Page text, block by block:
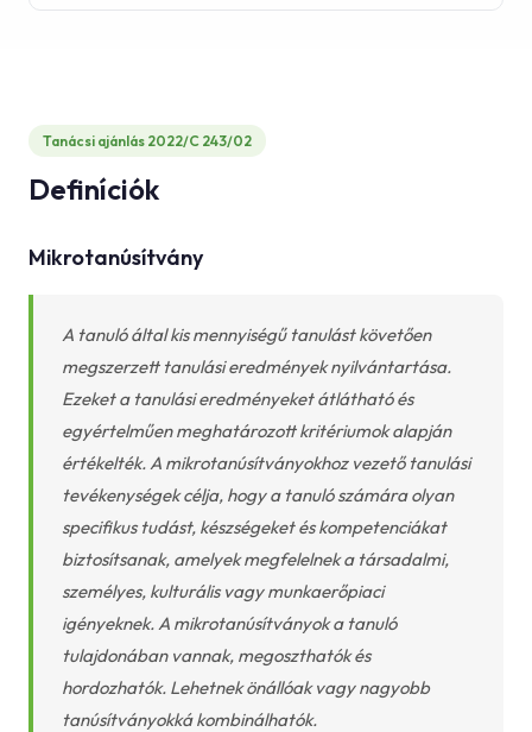
Tanácsi ajánlás 2022/C 243/02
Definíciók
Mikrotanúsítvány
A tanuló által kis mennyiségű tanulást követően
megszerzett tanulási eredmények nyilvántartása.
Ezeket a tanulási eredményeket átlátható és
egyértelműen meghatározott kritériumok alapján
értékelték. A mikrotanúsítványokhoz vezető tanulási
tevékenységek célja, hogy a tanuló számára olyan
specifikus tudást, készségeket és kompetenciákat
biztosítsanak, amelyek megfelelnek a társadalmi,
személyes, kulturális vagy munkaerőpiaci
igényeknek. A mikrotanúsítványok a tanuló
tulajdonában vannak, megoszthatók és
hordozhatók. Lehetnek önállóak vagy nagyobb
tanúsítványokká kombinálhatók.